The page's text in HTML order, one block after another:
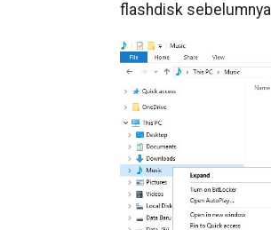
flashdisk